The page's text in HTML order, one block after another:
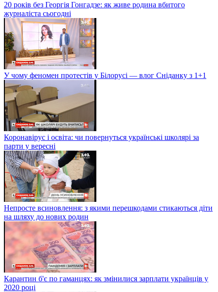
20 років без Георгія Гонгадзе: як живе родина вбитого
журналіста сьогодні
У чому феномен протестів у Білорусі — влог Сніданку з 1+1
Коронавірус і освіта: чи повернуться українські школярі за
парти у вересні
Непросте всиновлення: з якими перешкодами стикаються діти
на шляху до нових родин
Карантин б'є по гаманцях: як змінилися зарплати українців у
2020 році